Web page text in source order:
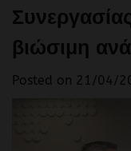
βιώσιμη
Posted on 21/04/